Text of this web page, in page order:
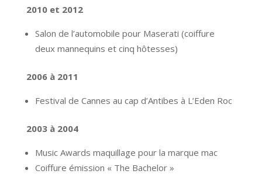
2010 et 2012
Salon de l’automobile pour Maserati (coiffure
deux mannequins et cinq hôtesses)
2006 à 2011
Festival de Cannes au cap d’Antibes à L’Eden Roc
2003 à 2004
Music Awards maquillage pour la marque mac
Coiffure émission « The Bachelor »